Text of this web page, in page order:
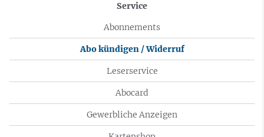
Service
Abonnements
Abo kündigen / Widerruf
Leserservice
Abocard
Gewerbliche Anzeigen